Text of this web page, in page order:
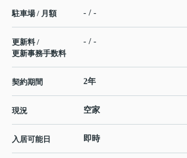
駐車場 / 月額 - / -
更新料 /
更新事務手数料
- / -
契約期間 2年
現況 空家
入居可能日 即時